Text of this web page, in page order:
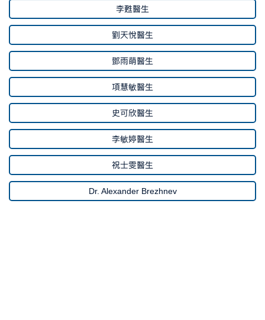
李甦醫生
劉天悅醫生
鄧雨萌醫生
項慧敏醫生
史可欣醫生
李敏婷醫生
祝士雯醫生
Dr. Alexander Brezhnev